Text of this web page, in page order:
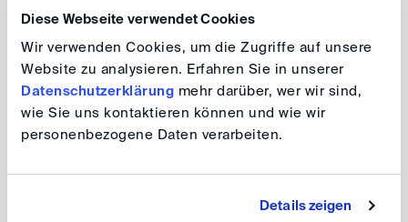
Diese Webseite verwendet Cookies
Wir verwenden Cookies, um die Zugriffe auf unsere
Website zu analysieren. Erfahren Sie in unserer
Datenschutzerklärung mehr darüber, wer wir sind,
wie Sie uns kontaktieren können und wie wir
personenbezogene Daten verarbeiten.
Details zeigen
2019 - Université de Genève: Promotion
bis 2020 - Senior Associate bei Hengeler Mueller
(Frankfurt am Main) im Bereich Litigation &